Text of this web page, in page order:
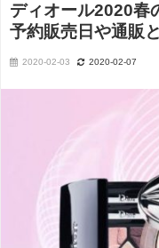
ディオール2020春
予約販売日や通販
2020-02-03 2020-02-07